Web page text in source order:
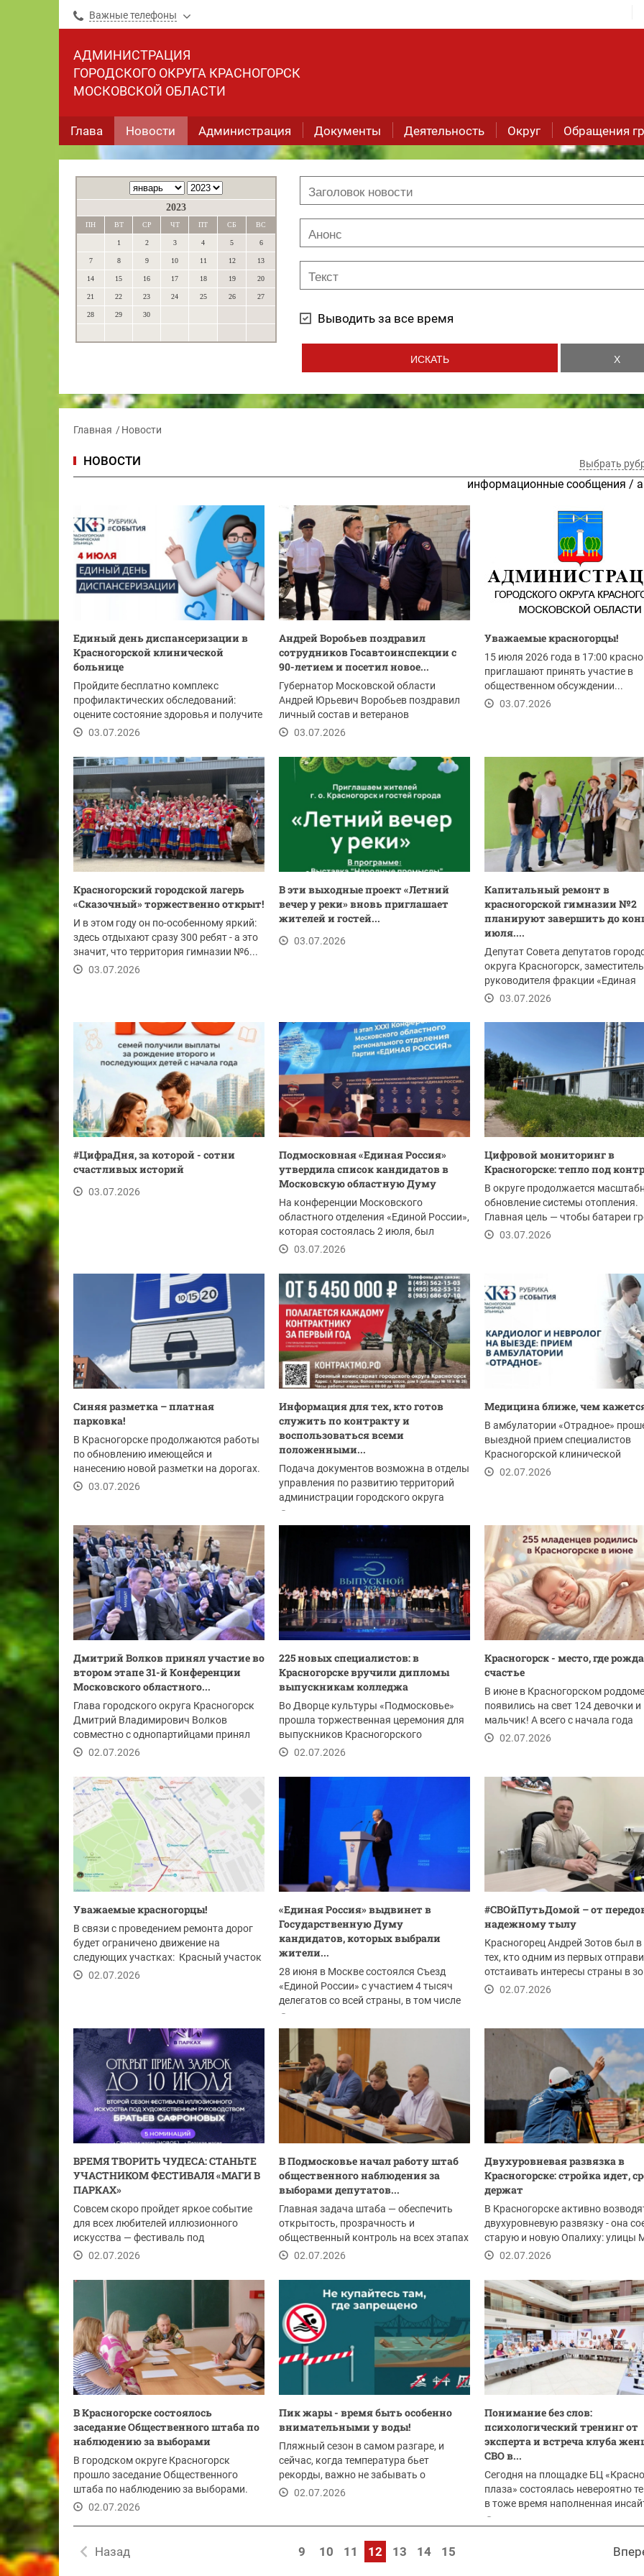
Важные телефоны
АДМИНИСТРАЦИЯ
ГОРОДСКОГО ОКРУГА КРАСНОГОРСК
МОСКОВСКОЙ ОБЛАСТИ
Глава Новости Администрация Документы Деятельность Округ Обращения
2023
ПН ВТ СР ЧТ ПТ СБ ВС
1 2 3 4 5 6
7 8 9 10 11 12 13
14 15 16 17 18 19 20
21 22 23 24 25 26 27
28 29 30 Выводить за все время
Главная Новости
НОВОСТИ Выбрать
информационные сообщения /
Единый день диспансеризации в
Красногорской клинической
больнице
Пройдите бесплатно комплекс
профилактических обследований:
оцените состояние здоровья и получите
рекомендации врачей.
03.07.2026
Андрей Воробьев поздравил
сотрудников Госавтоинспекции с
90-летием и посетил новое...
Губернатор Московской области
Андрей Юрьевич Воробьев поздравил
личный состав и ветеранов
Госавтоинспекции с...
03.07.2026
Уважаемые красногорцы!
15 июля 2026 года в 17:00
приглашают принять участие в
общественном обсуждении...
03.07.2026
Красногорский городской лагерь
«Сказочный» торжественно открыт!
И в этом году он по-особенному яркий:
здесь отдыхают сразу 300 ребят - а это
значит, что территория гимназии №6...
03.07.2026
В эти выходные проект «Летний
вечер у реки» вновь приглашает
жителей и гостей...
03.07.2026
Капитальный ремонт в
красногорской гимназии №2
планируют завершить до
июля....
Депутат Совета депутатов
округа Красногорск, заместитель
руководителя фракции «Единая
Россия» Артур...
03.07.2026
#ЦифраДня, за которой - сотни
счастливых историй
03.07.2026
Подмосковная «Единая Россия»
утвердила список кандидатов в
Московскую областную Думу
На конференции Московского
областного отделения «Единой России»,
которая состоялась 2 июля, был
утвержден список...
03.07.2026
Цифровой мониторинг в
Красногорске: тепло под
В округе продолжается
обновление системы отопления.
Главная цель — чтобы батареи
стабильно, а...
03.07.2026
Синяя разметка – платная
парковка!
В Красногорске продолжаются работы
по обновлению имеющейся и
нанесению новой разметки на дорогах.
Одна из точек, где...
03.07.2026
Информация для тех, кто готов
служить по контракту и
воспользоваться всеми
положенными...
Подача документов возможна в отделы
управления по развитию территорий
администрации городского округа
Красногорск:
Медицина ближе, чем
В амбулатории «Отрадное»
выездной прием специалистов
Красногорской клинической
больницы - и он получился...
02.07.2026
Дмитрий Волков принял участие во
втором этапе 31-й Конференции
Московского областного...
Глава городского округа Красногорск
Дмитрий Владимирович Волков
совместно с однопартийцами принял
участие во втором...
02.07.2026
225 новых специалистов: в
Красногорске вручили дипломы
выпускникам колледжа
Во Дворце культуры «Подмосковье»
прошла торжественная церемония для
выпускников Красногорского
колледжа. В этом году...
02.07.2026
Красногорск - место, где
счастье
В июне в Красногорском роддоме
появились на свет 124 девочки и
мальчик! А всего с начала года
красногорские...
02.07.2026
Уважаемые красногорцы!
В связи с проведением ремонта дорог
будет ограничено движение на
следующих участках: Красный участок
улицы...
02.07.2026
«Единая Россия» выдвинет в
Государственную Думу
кандидатов, которых выбрали
жители...
28 июня в Москве состоялся Съезд
«Единой России» с участием 4 тысяч
делегатов со всей страны, в том числе
из...
#СВОйПутьДомой – от
надежному тылу
Красногорец Андрей Зотов был в
тех, кто одним из первых
отстаивать интересы страны в
проведения...
02.07.2026
ВРЕМЯ ТВОРИТЬ ЧУДЕСА: СТАНЬТЕ
УЧАСТНИКОМ ФЕСТИВАЛЯ «МАГИ В
ПАРКАХ»
Совсем скоро пройдет яркое событие
для всех любителей иллюзионного
искусства — фестиваль под
художественным...
02.07.2026
В Подмосковье начал работу штаб
общественного наблюдения за
выборами депутатов...
Главная задача штаба — обеспечить
открытость, прозрачность и
общественный контроль на всех этапах
голосования. В его...
02.07.2026
Двухуровневая развязка в
Красногорске: стройка идет,
держат
В Красногорске активно
двухуровневую развязку - она
старую и новую Опалиху: улицы
Ольховую.
02.07.2026
В Красногорске состоялось
заседание Общественного штаба по
наблюдению за выборами
В городском округе Красногорск
прошло заседание Общественного
штаба по наблюдению за выборами.
Участники обсудили...
02.07.2026
Пик жары - время быть особенно
внимательными у воды!
Пляжный сезон в самом разгаре, и
сейчас, когда температура бьет
рекорды, важно не забывать о
безопасности. Отдых у...
02.07.2026
Понимание без слов:
психологический тренинг от
эксперта и встреча клуба
СВО в...
Сегодня на площадке БЦ
плаза» состоялась невероятно
в тоже время наполненная
встреча...
9 10 11 12 13 14 15
Назад